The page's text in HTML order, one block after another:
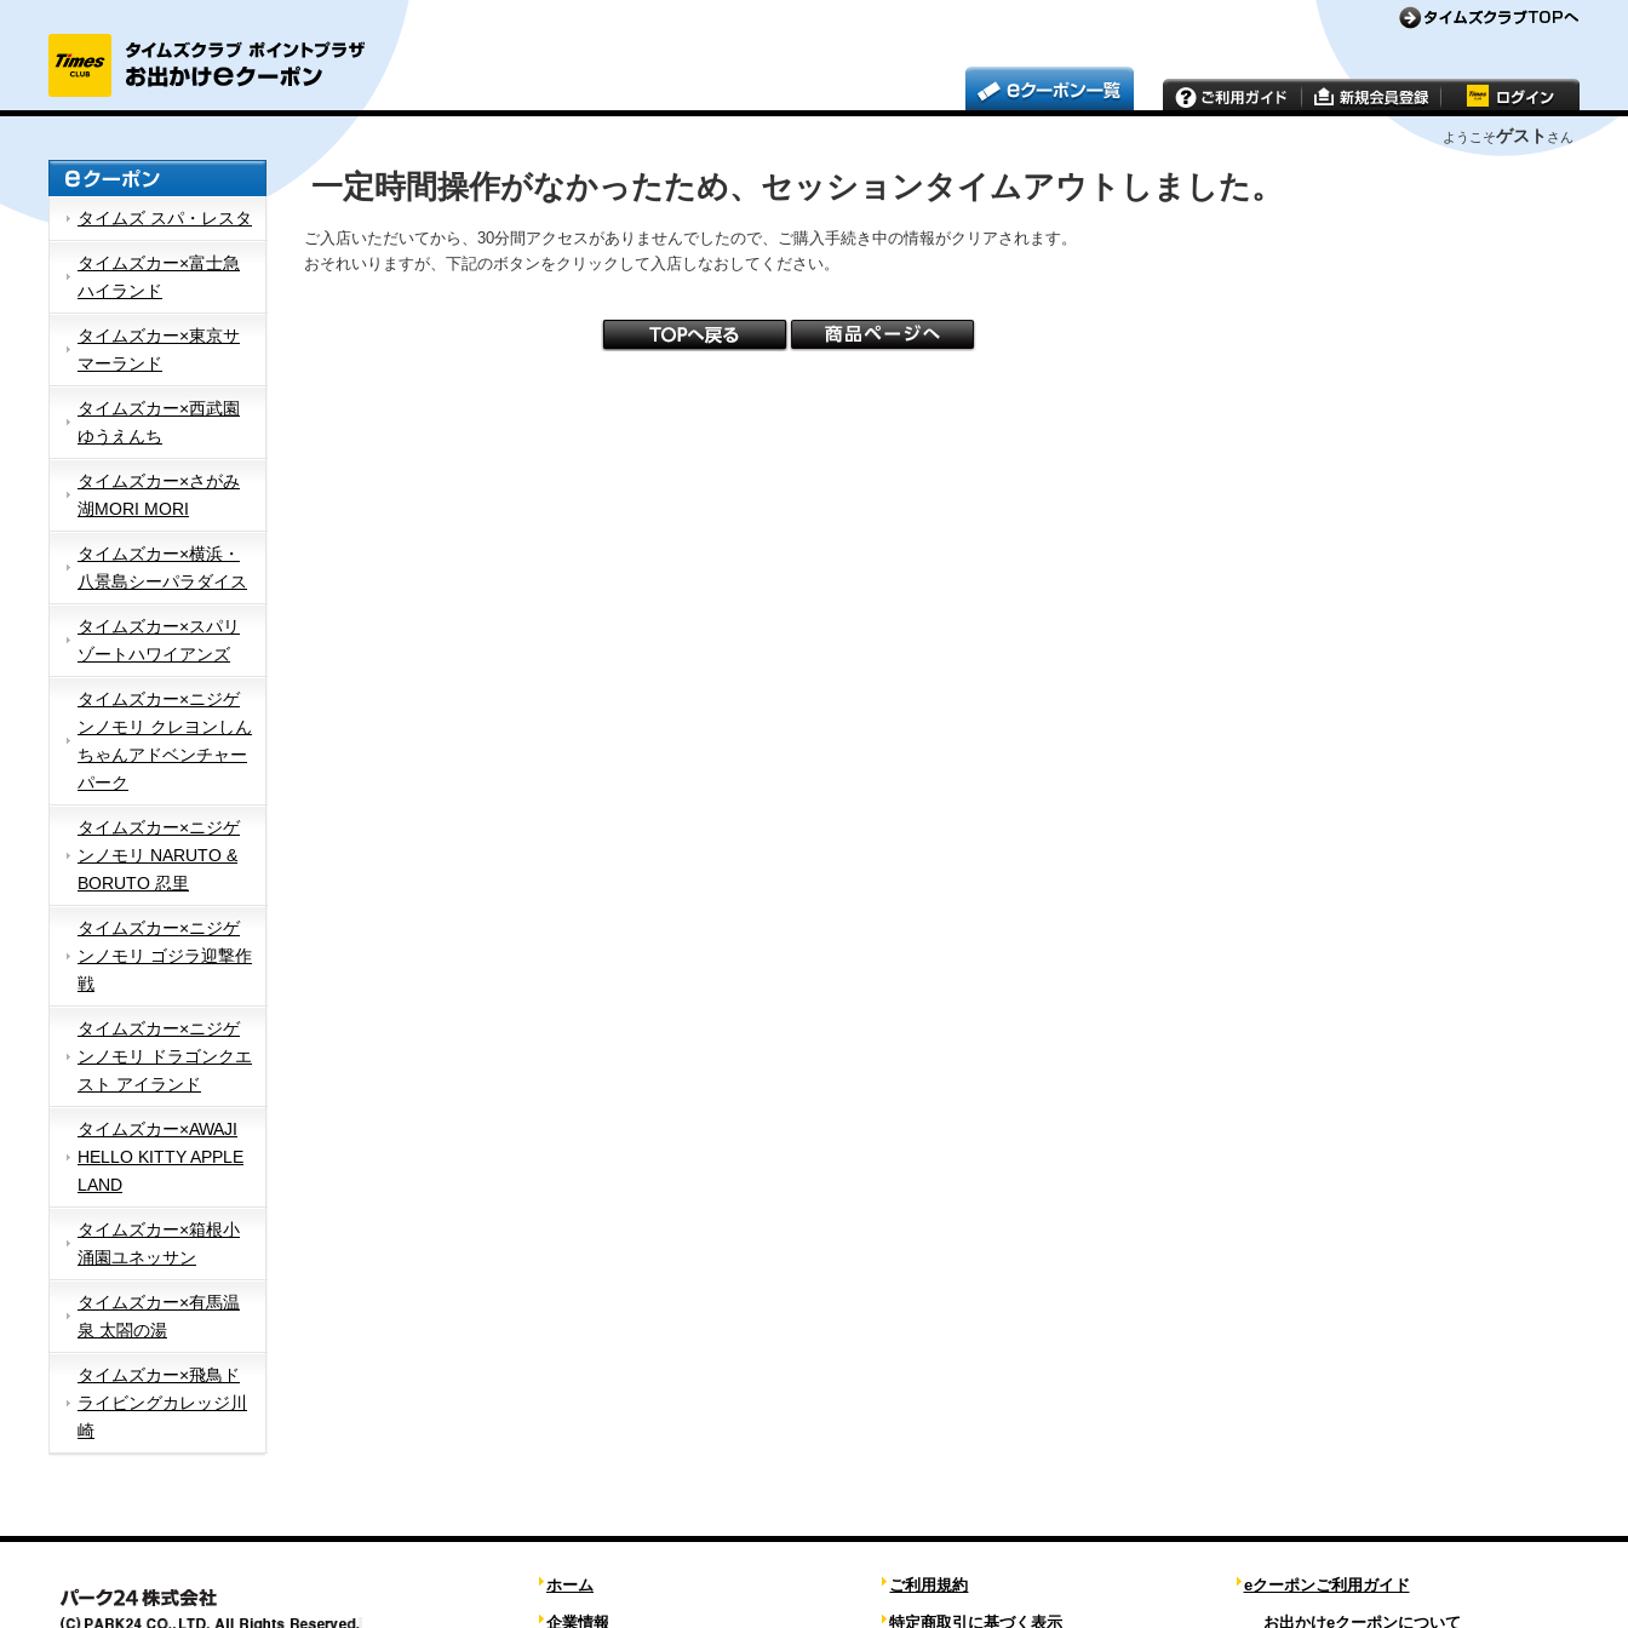
ようこそゲスト さん
タイムズ スパ・レスタ
タイムズカー×富士急
ハイランド
タイムズカー×東京サ
マーランド
タイムズカー×西武園
ゆうえんち
タイムズカー×さがみ
湖MORI MORI
タイムズカー×横浜・
八景島シーパラダイス
タイムズカー×スパリ
ゾートハワイアンズ
タイムズカー×ニジゲ
ンノモリ クレヨンしん
ちゃんアドベンチャー
パーク
タイムズカー×ニジゲ
ンノモリ NARUTO &
BORUTO 忍里
タイムズカー×ニジゲ
ンノモリ ゴジラ迎撃作
戦
タイムズカー×ニジゲ
ンノモリ ドラゴンクエ
スト アイランド
タイムズカー×AWAJI
HELLO KITTY APPLE
LAND
タイムズカー×箱根小
涌園ユネッサン
タイムズカー×有馬温
泉 太閤の湯
タイムズカー×飛鳥ド
ライビングカレッジ川
崎
一定時間操作がなかったため、セッションタイムアウトしました。
ご入店いただいてから、30分間アクセスがありませんでしたので、ご購入手続き中の情報がクリアされます。
おそれいりますが、下記のボタンをクリックして入店しなおしてください。
ホーム
企業情報
ご利用規約
特定商取引に基づく表示
eクーポンご利用ガイド
お出かけeクーポンについて